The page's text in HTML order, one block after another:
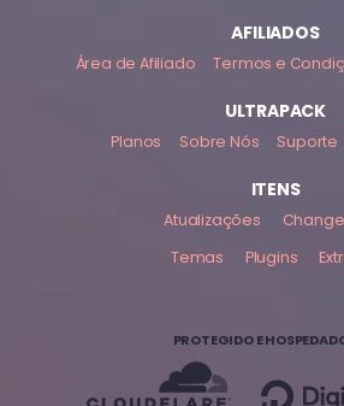
AFILIADOS
Área de Afiliado Termos e
ULTRAPACK
Planos Sobre Nós Suporte
ITENS
Atualizações
Temas
Plugins
PROTEGIDO E